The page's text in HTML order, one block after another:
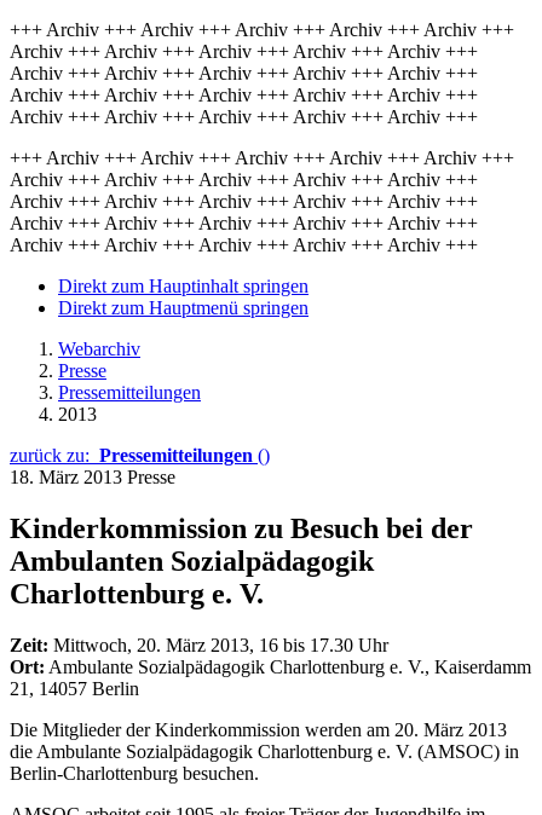
+++ Archiv +++ Archiv +++ Archiv +++ Archiv +++ Archiv +++
Archiv +++ Archiv +++ Archiv +++ Archiv +++ Archiv +++
Archiv +++ Archiv +++ Archiv +++ Archiv +++ Archiv +++
Archiv +++ Archiv +++ Archiv +++ Archiv +++ Archiv +++
Archiv +++ Archiv +++ Archiv +++ Archiv +++ Archiv +++
+++ Archiv +++ Archiv +++ Archiv +++ Archiv +++ Archiv +++
Archiv +++ Archiv +++ Archiv +++ Archiv +++ Archiv +++
Archiv +++ Archiv +++ Archiv +++ Archiv +++ Archiv +++
Archiv +++ Archiv +++ Archiv +++ Archiv +++ Archiv +++
Archiv +++ Archiv +++ Archiv +++ Archiv +++ Archiv +++
Direkt zum Hauptinhalt springen
Direkt zum Hauptmenü springen
Webarchiv
Presse
Pressemitteilungen
2013
zurück zu: Pressemitteilungen ()
18. März 2013 Presse
Kinderkommission zu Besuch bei der
Ambulanten Sozialpädagogik
Charlottenburg e. V.
Zeit: Mittwoch, 20. März 2013, 16 bis 17.30 Uhr
Ort: Ambulante Sozialpädagogik Charlottenburg e. V., Kaiserdamm
21, 14057 Berlin
Die Mitglieder der Kinderkommission werden am 20. März 2013
die Ambulante Sozialpädagogik Charlottenburg e. V. (AMSOC) in
Berlin-Charlottenburg besuchen.